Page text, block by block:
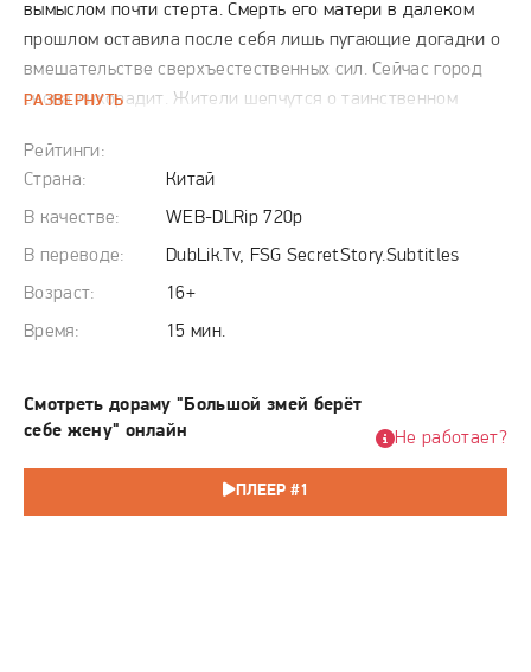
вымыслом почти стерта. Смерть его матери в далеком
прошлом оставила после себя лишь пугающие догадки о
вмешательстве сверхъестественных сил. Сейчас город
снова лихорадит. Жители шепчутся о таинственном
души. Герой берется за поиски истины, сталкиваясь со
странными знаками и забытыми семейными тайнами. Чем
глубже он заходит в своих поисках, тем яснее понимает,
что старые легенды могут оказаться реальностью.
свадебный обряд проклятием или отражением старых
грехов, которые живые люди не могут себе простить.
РАЗВЕРНУТЬ
Рейтинги:
Страна:
Китай
В качестве:
WEB-DLRip 720p
В переводе:
DubLik.Tv, FSG SecretStory.Subtitles
Возраст:
16+
Время:
15 мин.
Смотреть дораму "Большой змей берёт
себе жену" онлайн
ПЛЕЕР #1
Не работает?